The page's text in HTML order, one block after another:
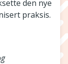
den nye
praksis.